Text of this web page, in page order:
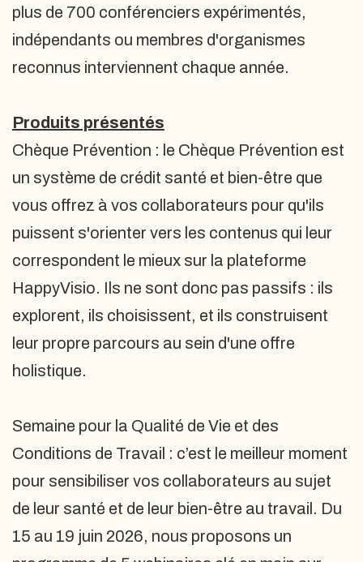
plus de 700 conférenciers expérimentés,
indépendants ou membres d'organismes
reconnus interviennent chaque année.
Produits présentés
Chèque Prévention : le Chèque Prévention est
un système de crédit santé et bien-être que
vous offrez à vos collaborateurs pour qu'ils
puissent s'orienter vers les contenus qui leur
correspondent le mieux sur la plateforme
HappyVisio. Ils ne sont donc pas passifs : ils
explorent, ils choisissent, et ils construisent
leur propre parcours au sein d'une offre
holistique.​
Semaine pour la Qualité de Vie et des
Conditions de Travail : c’est le meilleur moment
pour sensibiliser vos collaborateurs au sujet
de leur santé et de leur bien-être au travail. Du
15 au 19 juin 2026, nous proposons un